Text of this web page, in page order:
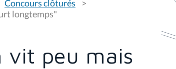
Concours clôturés
longtemps"
vit peu mais